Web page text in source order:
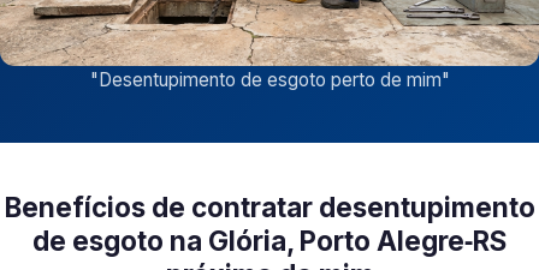
"Desentupimento de esgoto perto de mim"
Benefícios de contratar desentupimento
de esgoto na Glória, Porto Alegre‑RS